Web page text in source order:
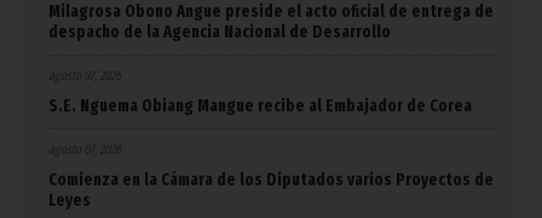
Milagrosa Obono Angue preside el acto oficial de entrega de
despacho de la Agencia Nacional de Desarrollo
agosto 07, 2026
S.E. Nguema Obiang Mangue recibe al Embajador de Corea
agosto 07, 2026
Comienza en la Cámara de los Diputados varios Proyectos de
Leyes